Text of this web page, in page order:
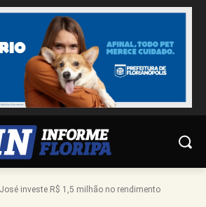
investe R$ 1,5 milhão no rendimento